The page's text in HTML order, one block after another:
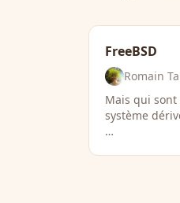
FreeBSD
Romain
Mais qui
système
…